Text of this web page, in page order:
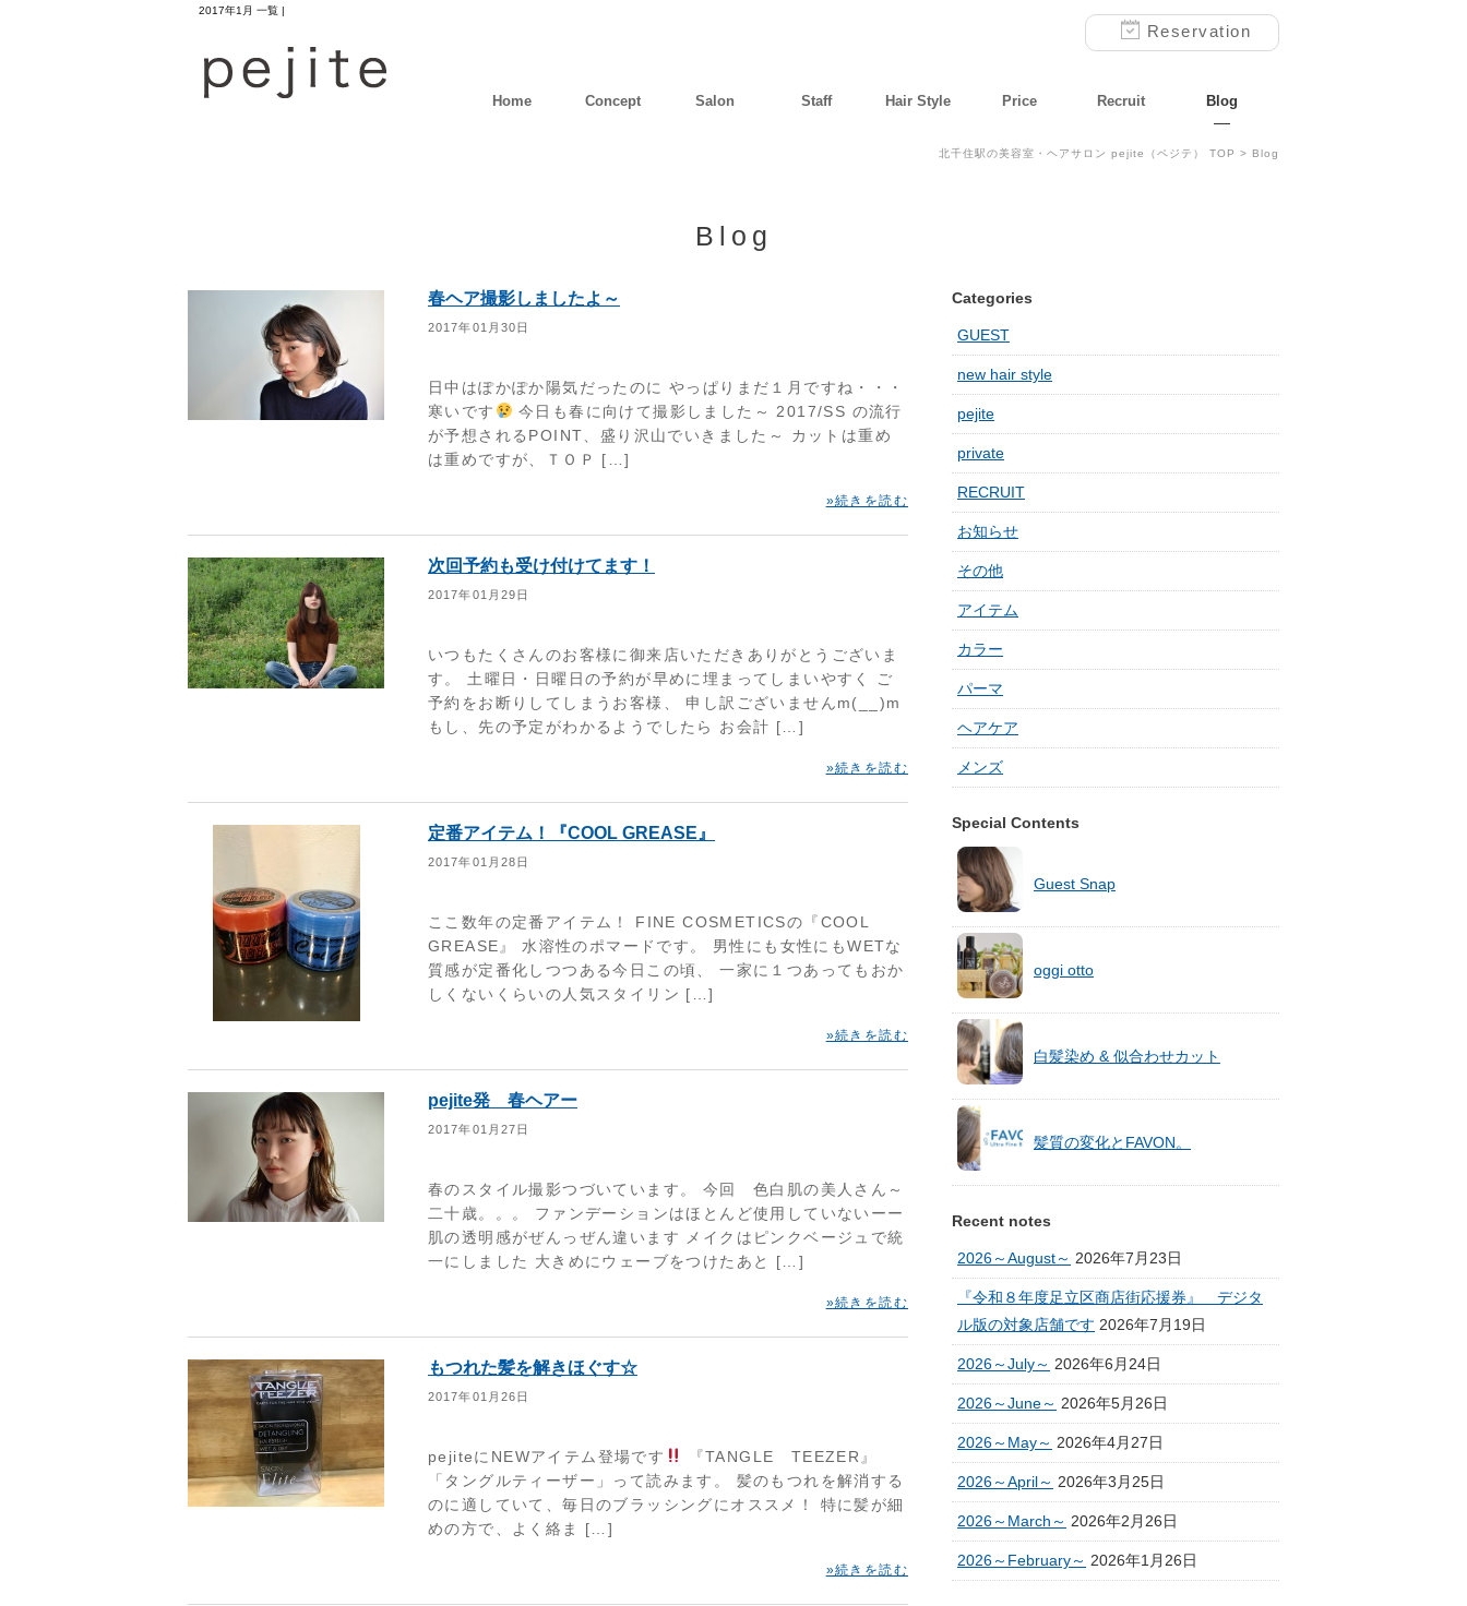
2017年1月 一覧 |
Reservation
Home Concept Salon Staff Hair Style Price Recruit Blog
北千住駅の美容室・ヘアサロン pejite（ペジテ） TOP > Blog
Blog
春ヘア撮影しましたよ～
2017年01月30日
日中はぽかぽか陽気だったのに やっぱりまだ１月ですね・・・
寒いです
今日も春に向けて撮影しました～ 2017/SS の流行
が予想されるPOINT、盛り沢山でいきました～ カットは重め
は重めですが、ＴＯＰ […]
»続きを読む
次回予約も受け付けてます！
2017年01月29日
いつもたくさんのお客様に御来店いただきありがとうございま
す。 土曜日・日曜日の予約が早めに埋まってしまいやすく ご
予約をお断りしてしまうお客様、 申し訳ございませんm(__)m
もし、先の予定がわかるようでしたら お会計 […]
»続きを読む
定番アイテム！『COOL GREASE』
2017年01月28日
ここ数年の定番アイテム！ FINE COSMETICSの『COOL
GREASE』 水溶性のポマードです。 男性にも女性にもWETな
質感が定番化しつつある今日この頃、 一家に１つあってもおか
しくないくらいの人気スタイリン […]
»続きを読む
pejite発 春ヘアー
2017年01月27日
春のスタイル撮影つづいています。 今回 色白肌の美人さん～
二十歳。。。 ファンデーションはほとんど使用していないーー
肌の透明感がぜんっぜん違います メイクはピンクベージュで統
一にしました 大きめにウェーブをつけたあと […]
»続きを読む
もつれた髪を解きほぐす☆
2017年01月26日
pejiteにNEWアイテム登場です
『TANGLE TEEZER』
「タングルティーザー」って読みます。 髪のもつれを解消する
のに適していて、毎日のブラッシングにオススメ！ 特に髪が細
めの方で、よく絡ま […]
»続きを読む
Categories
GUEST
new hair style
pejite
private
RECRUIT
お知らせ
その他
アイテム
カラー
パーマ
ヘアケア
メンズ
Special Contents
Guest Snap
oggi otto
白髪染め & 似合わせカット
髪質の変化とFAVON。
Recent notes
2026～August～ 2026年7月23日
『令和８年度足立区商店街応援券』 デジタ
ル版の対象店舗です 2026年7月19日
2026～July～ 2026年6月24日
2026～June～ 2026年5月26日
2026～May～ 2026年4月27日
2026～April～ 2026年3月25日
2026～March～ 2026年2月26日
2026～February～ 2026年1月26日